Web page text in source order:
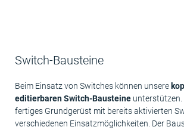
Switch-Bausteine
Beim Einsatz von Switches können unsere
editierbaren Switch-Bausteine unterstützen.
fertiges Grundgerüst mit bereits aktivierten
verschiedenen Einsatzmöglichkeiten. Der